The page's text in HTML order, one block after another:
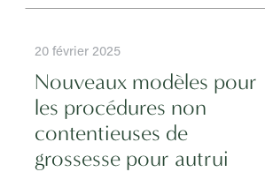
20 février 2025
Nouveaux modèles pour
les procédures non
contentieuses de
grossesse pour autrui